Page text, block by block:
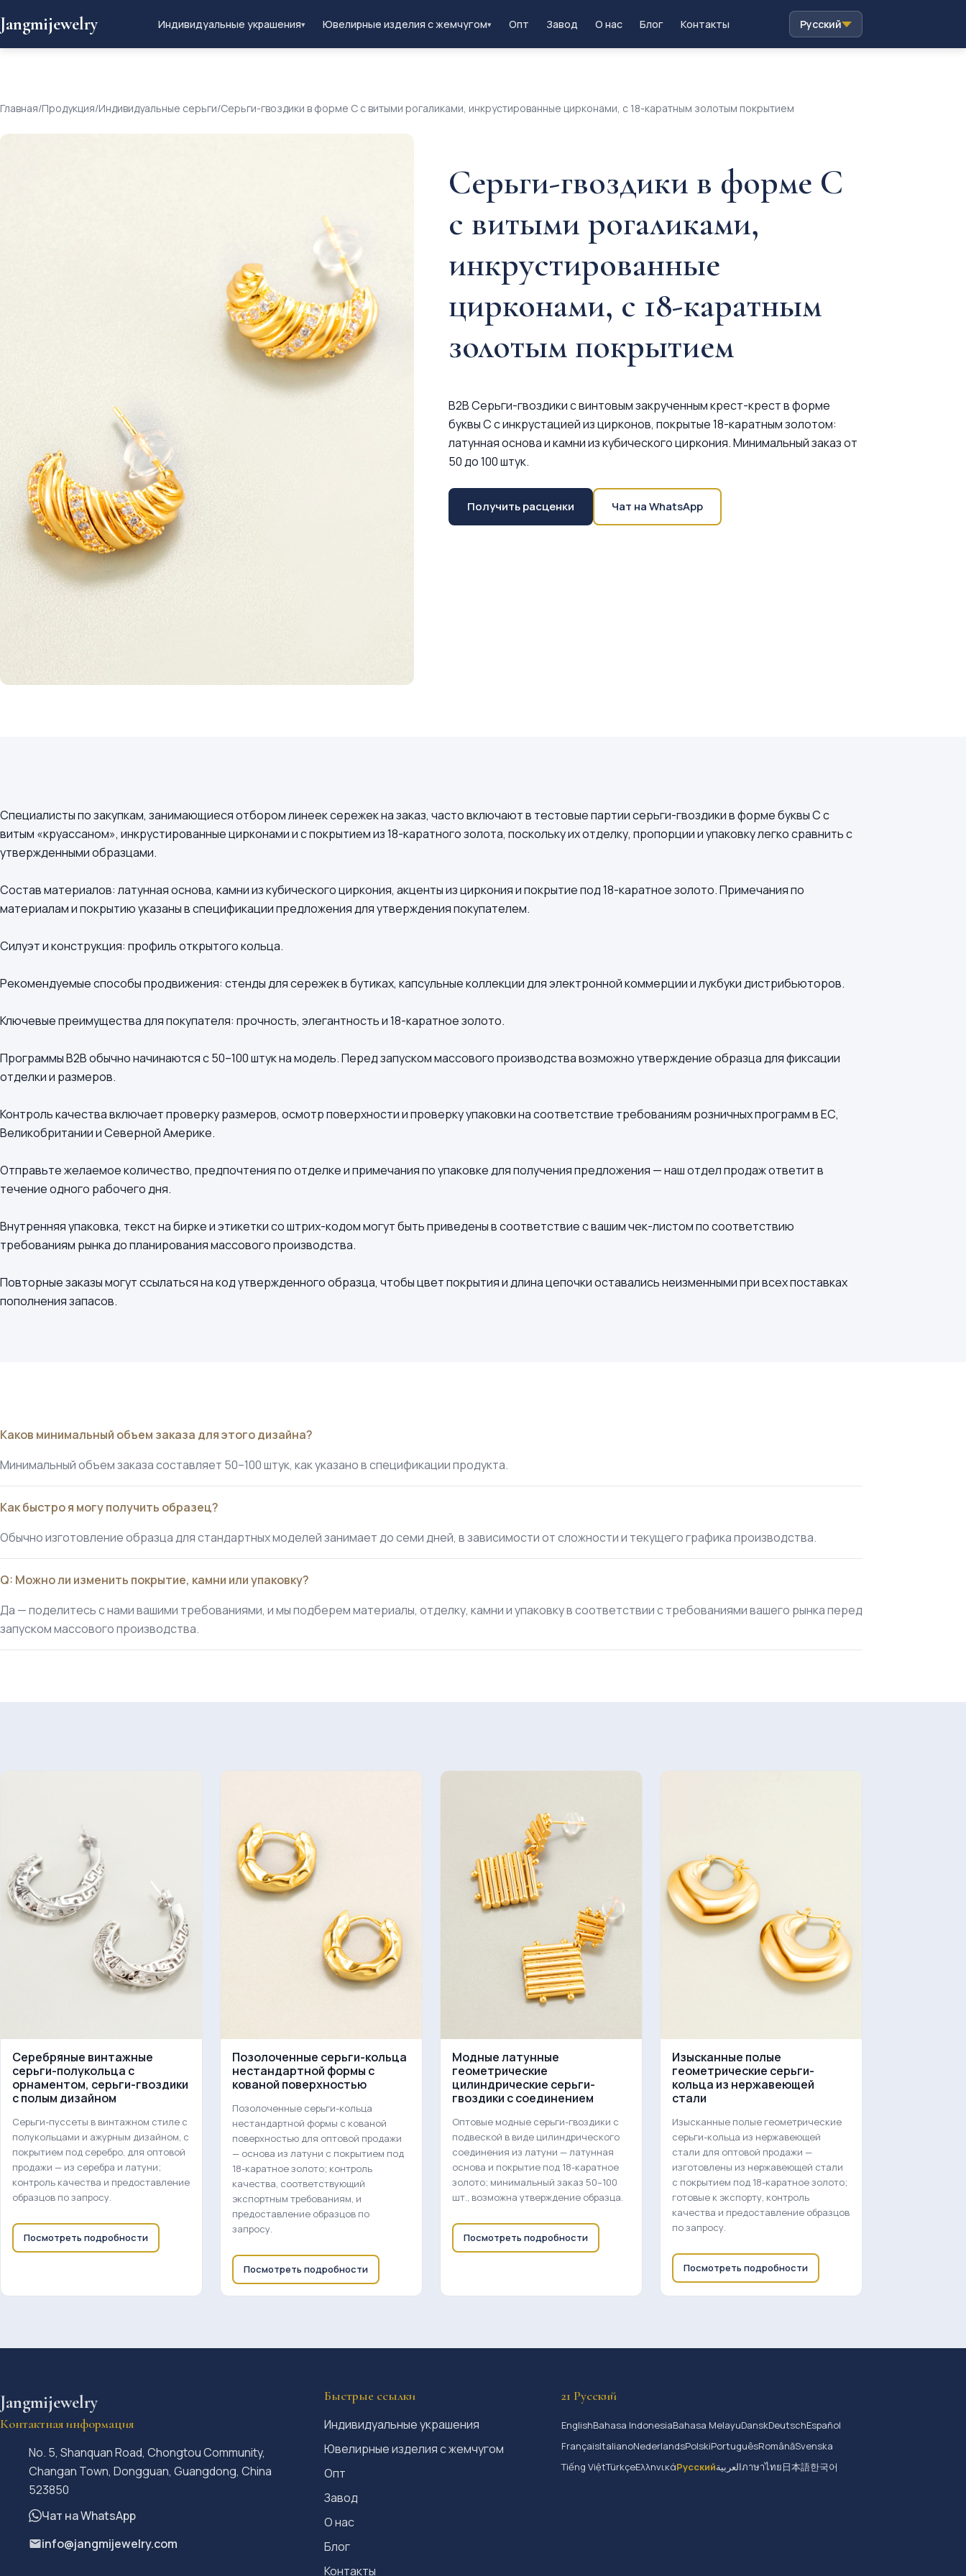
Jangmijewelry Индивидуальные украшения▾ Ювелирные изделия с жемчугом▾ Опт Завод О нас Блог Контакты Русский
Главная/Продукция/Индивидуальные серьги/Серьги-гвоздики в форме C с витыми рогаликами, инкрустированные цирконами, с 18-каратным золотым покрытием
Серьги-гвоздики в форме C
с витыми рогаликами,
инкрустированные
цирконами, с 18-каратным
золотым покрытием
B2B Серьги-гвоздики с винтовым закрученным крест-крест в форме
буквы C с инкрустацией из цирконов, покрытые 18-каратным золотом:
латунная основа и камни из кубического циркония. Минимальный заказ от
50 до 100 штук.
Получить расценки Чат на WhatsApp
Специалисты по закупкам, занимающиеся отбором линеек сережек на заказ, часто включают в тестовые партии серьги-гвоздики в форме буквы C с
витым «круассаном», инкрустированные цирконами и с покрытием из 18-каратного золота, поскольку их отделку, пропорции и упаковку легко сравнить с
утвержденными образцами.
Состав материалов: латунная основа, камни из кубического циркония, акценты из циркония и покрытие под 18-каратное золото. Примечания по
материалам и покрытию указаны в спецификации предложения для утверждения покупателем.
Силуэт и конструкция: профиль открытого кольца.
Рекомендуемые способы продвижения: стенды для сережек в бутиках, капсульные коллекции для электронной коммерции и лукбуки дистрибьюторов.
Ключевые преимущества для покупателя: прочность, элегантность и 18-каратное золото.
Программы B2B обычно начинаются с 50–100 штук на модель. Перед запуском массового производства возможно утверждение образца для фиксации
отделки и размеров.
Контроль качества включает проверку размеров, осмотр поверхности и проверку упаковки на соответствие требованиям розничных программ в ЕС,
Великобритании и Северной Америке.
Отправьте желаемое количество, предпочтения по отделке и примечания по упаковке для получения предложения — наш отдел продаж ответит в
течение одного рабочего дня.
Внутренняя упаковка, текст на бирке и этикетки со штрих-кодом могут быть приведены в соответствие с вашим чек-листом по соответствию
требованиям рынка до планирования массового производства.
Повторные заказы могут ссылаться на код утвержденного образца, чтобы цвет покрытия и длина цепочки оставались неизменными при всех поставках
пополнения запасов.
Каков минимальный объем заказа для этого дизайна?
Минимальный объем заказа составляет 50–100 штук, как указано в спецификации продукта.
Как быстро я могу получить образец?
Обычно изготовление образца для стандартных моделей занимает до семи дней, в зависимости от сложности и текущего графика производства.
Q: Можно ли изменить покрытие, камни или упаковку?
Да — поделитесь с нами вашими требованиями, и мы подберем материалы, отделку, камни и упаковку в соответствии с требованиями вашего рынка перед
запуском массового производства.
Серебряные винтажные
серьги-полукольца с
орнаментом, серьги-гвоздики
с полым дизайном
Серьги-пуссеты в винтажном стиле с
полукольцами и ажурным дизайном, с
покрытием под серебро, для оптовой
продажи — из серебра и латуни;
контроль качества и предоставление
образцов по запросу.
Посмотреть подробности
Позолоченные серьги-кольца
нестандартной формы с
кованой поверхностью
Позолоченные серьги-кольца
нестандартной формы с кованой
поверхностью для оптовой продажи
— основа из латуни с покрытием под
18-каратное золото; контроль
качества, соответствующий
экспортным требованиям, и
предоставление образцов по
запросу.
Посмотреть подробности
Модные латунные
геометрические
цилиндрические серьги-
гвоздики с соединением
Оптовые модные серьги-гвоздики с
подвеской в виде цилиндрического
соединения из латуни — латунная
основа и покрытие под 18-каратное
золото; минимальный заказ 50–100
шт., возможна утверждение образца.
Посмотреть подробности
Изысканные полые
геометрические серьги-
кольца из нержавеющей
стали
Изысканные полые геометрические
серьги-кольца из нержавеющей
стали для оптовой продажи —
изготовлены из нержавеющей стали
с покрытием под 18-каратное золото;
готовые к экспорту, контроль
качества и предоставление образцов
по запросу.
Посмотреть подробности
Jangmijewelry
Контактная информация
No. 5, Shanquan Road, Chongtou Community,
Changan Town, Dongguan, Guangdong, China
523850
Чат на WhatsApp
info@jangmijewelry.com
Быстрые ссылки
Индивидуальные украшения
Ювелирные изделия с жемчугом
Опт
Завод
О нас
Блог
Контакты
21 Русский
EnglishBahasa IndonesiaBahasa MelayuDanskDeutschEspañol
FrançaisItalianoNederlandsPolskiPortuguêsRomânăSvenska
Tiếng ViệtTürkçeΕλληνικάРусскийالعربيةภาษาไทย日本語한국어